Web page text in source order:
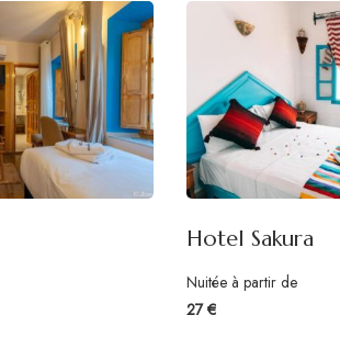
Hotel Sakura
Nuitée à partir de
27 €